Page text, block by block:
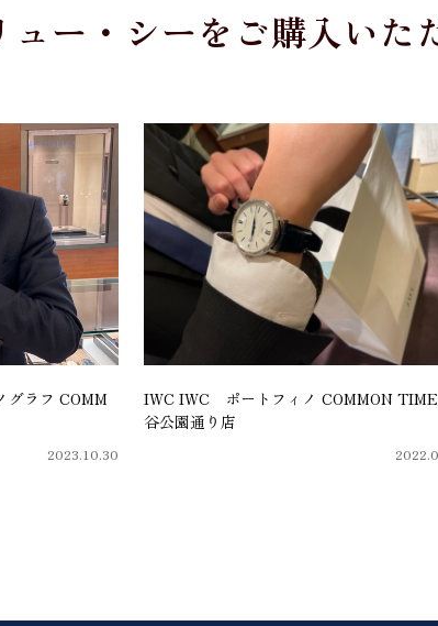
ュー・シーをご購入いた
グラフ COMM
2023.10.30
IWC IWC ポートフィノ COMMON
谷公園通り店